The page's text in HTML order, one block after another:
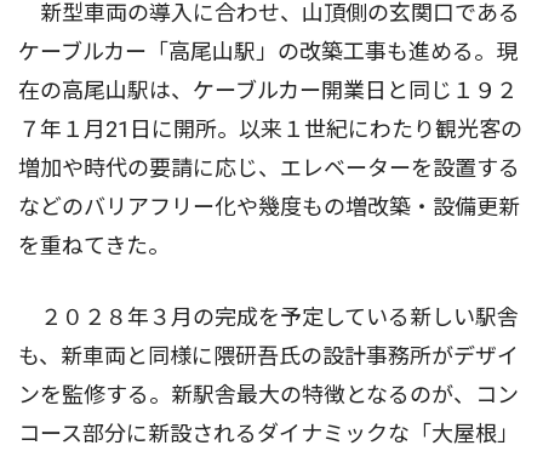
新型車両の導入に合わせ、山頂側の玄関口である
ケーブルカー「高尾山駅」の改築工事も進める。現
在の高尾山駅は、ケーブルカー開業日と同じ１９２
７年１月21日に開所。以来１世紀にわたり観光客の
増加や時代の要請に応じ、エレベーターを設置する
などのバリアフリー化や幾度もの増改築・設備更新
を重ねてきた。
２０２８年３月の完成を予定している新しい駅舎
も、新車両と同様に隈研吾氏の設計事務所がデザイ
ンを監修する。新駅舎最大の特徴となるのが、コン
コース部分に新設されるダイナミックな「大屋根」